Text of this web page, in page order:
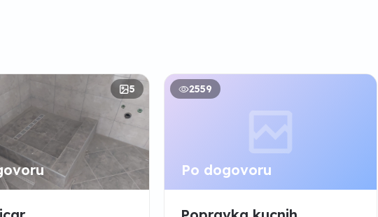
5 2559
Po dogovoru